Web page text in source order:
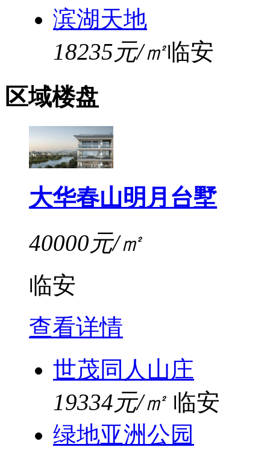
滨湖天地
18235元/㎡临安
区域楼盘
大华春山明月台墅
40000元/㎡
临安
查看详情
世茂同人山庄
19334元/㎡ 临安
绿地亚洲公园